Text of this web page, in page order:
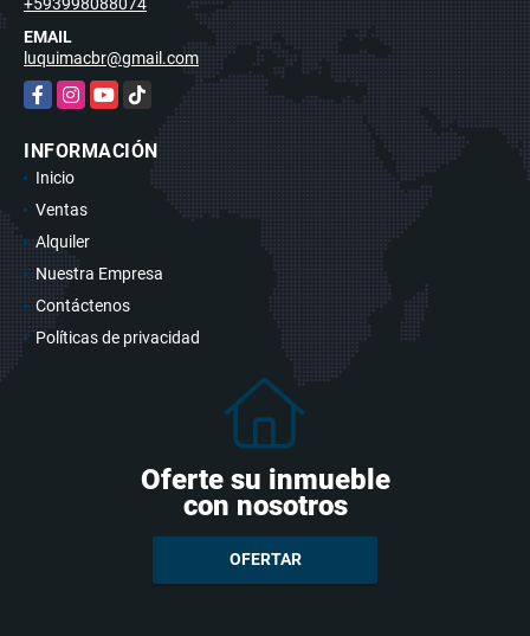
EMAIL
luquimacbr@gmail.com
FacebookInstagram
YouTubeTikTok
INFORMACIÓN
Inicio
Ventas
Alquiler
Nuestra Empresa
Contáctenos
Políticas de privacidad
Oferte su inmueble
con nosotros
OFERTAR